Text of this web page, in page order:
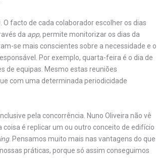
facto de cada colaborador escolher os dias
da app, permite monitorizar os dias da
se mais conscientes sobre a necessidade e o
Por exemplo, quarta-feira é o dia de
de equipas. Mesmo estas reuniões
com uma determinada periodicidade
pela concorrência. Nuno Oliveira não vê
é replicar um ou outro conceito de edifício
. Pensamos muito mais nas vantagens do que
práticas, porque só assim conseguimos